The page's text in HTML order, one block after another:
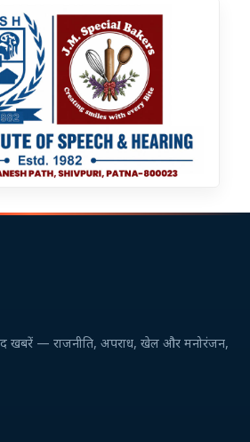
खबरें — राजनीति, अपराध, खेल और मनोरंजन,